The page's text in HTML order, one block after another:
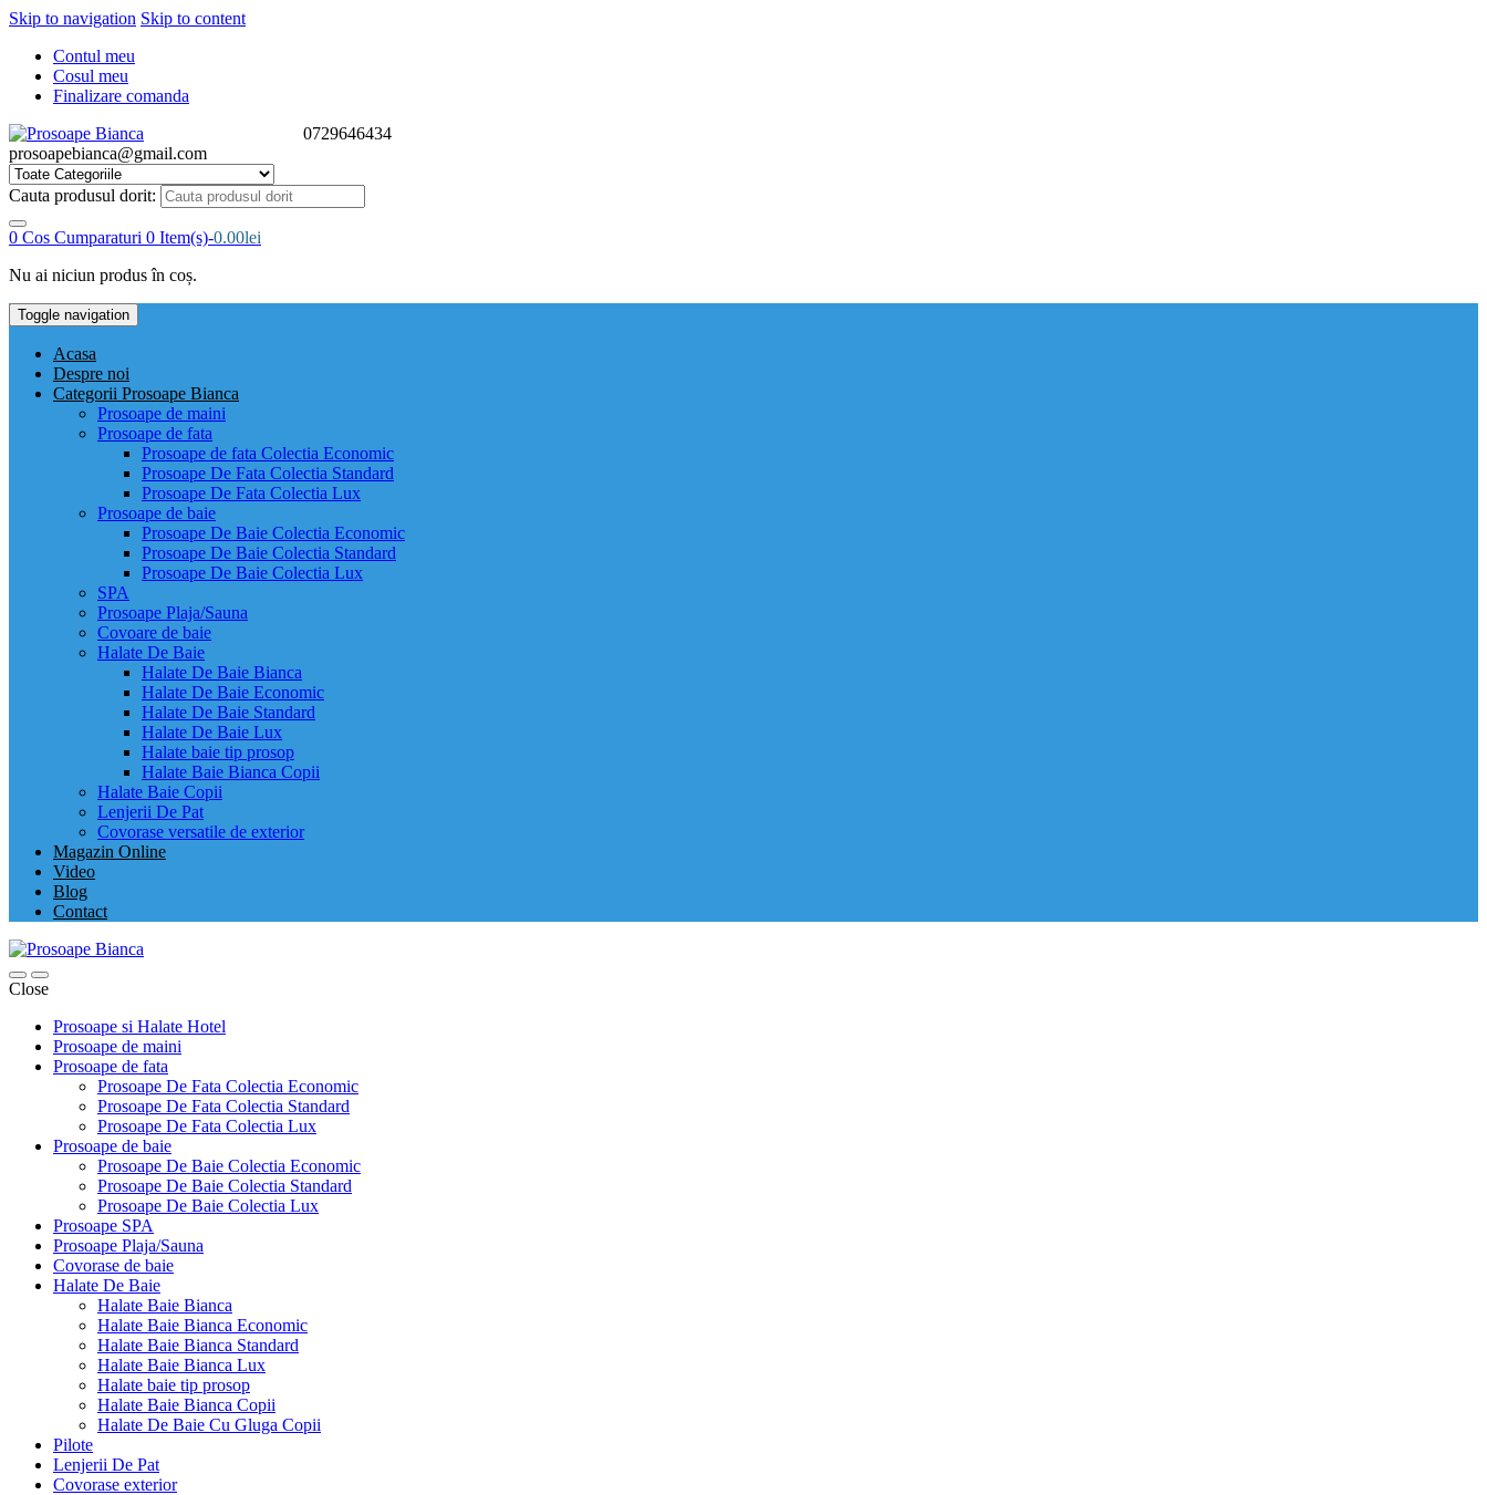
Skip to navigation Skip to content
Contul meu
Cosul meu
Finalizare comanda
0729646434
prosoapebianca@gmail.com
Cauta produsul dorit:
0 Cos Cumparaturi 0 Item(s)-0.00lei
Nu ai niciun produs în coș.
Toggle navigation
Acasa
Despre noi
Categorii Prosoape Bianca
Prosoape de maini
Prosoape de fata
Prosoape de fata Colectia Economic
Prosoape De Fata Colectia Standard
Prosoape De Fata Colectia Lux
Prosoape de baie
Prosoape De Baie Colectia Economic
Prosoape De Baie Colectia Standard
Prosoape De Baie Colectia Lux
SPA
Prosoape Plaja/Sauna
Covoare de baie
Halate De Baie
Halate De Baie Bianca
Halate De Baie Economic
Halate De Baie Standard
Halate De Baie Lux
Halate baie tip prosop
Halate Baie Bianca Copii
Halate Baie Copii
Lenjerii De Pat
Covorase versatile de exterior
Magazin Online
Video
Blog
Contact
Close
Prosoape si Halate Hotel
Prosoape de maini
Prosoape de fata
Prosoape De Fata Colectia Economic
Prosoape De Fata Colectia Standard
Prosoape De Fata Colectia Lux
Prosoape de baie
Prosoape De Baie Colectia Economic
Prosoape De Baie Colectia Standard
Prosoape De Baie Colectia Lux
Prosoape SPA
Prosoape Plaja/Sauna
Covorase de baie
Halate De Baie
Halate Baie Bianca
Halate Baie Bianca Economic
Halate Baie Bianca Standard
Halate Baie Bianca Lux
Halate baie tip prosop
Halate Baie Bianca Copii
Halate De Baie Cu Gluga Copii
Pilote
Lenjerii De Pat
Covorase exterior